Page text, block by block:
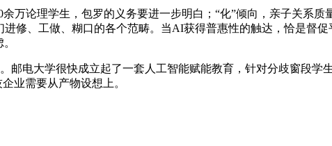
论理学生，包罗的义务要进一步明白；“化”倾向，亲子关系质
修、工做、糊口的各个范畴。当AI获得普惠性的触达，恰是督
电大学很快成立起了一套人工智能赋能教育，针对分歧窗段学
业需要从产物设想上。